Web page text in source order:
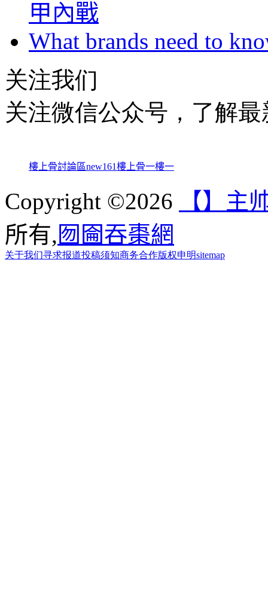
甲內戰
What brands need to
关注我们
关注微信公众号，了解
樓上骨討論區new161樓上骨一樓一
Copyright ©2026
【】主
所有,囫圇吞棗網
关于我们寻求报道投稿须知商务合作版权申明sitemap